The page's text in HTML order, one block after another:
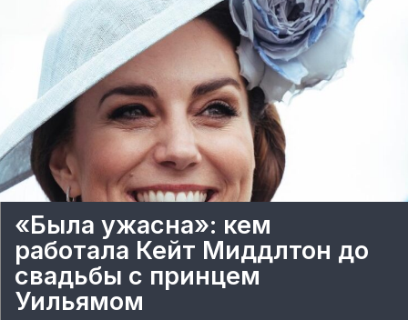
«Была ужасна»: кем
работала Кейт Миддлтон до
свадьбы с принцем
Уильямом